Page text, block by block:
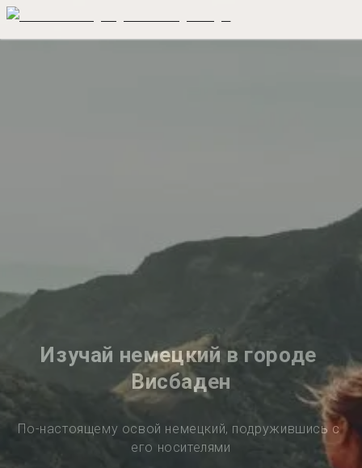
Изучай немецкий в городе
Висбаден
По-настоящему освой немецкий, подружившись с
его носителями